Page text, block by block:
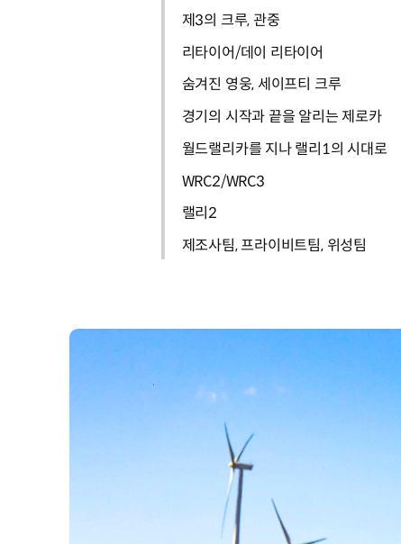
제3의 크루, 관중
리타이어/데이 리타이어
숨겨진 영웅, 세이프티 크루
경기의 시작과 끝을 알리는 제로카
월드랠리카를 지나 랠리1의 시대로
WRC2/WRC3
랠리2
제조사팀, 프라이비트팀, 위성팀